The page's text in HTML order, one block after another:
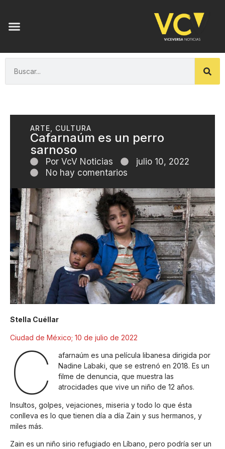
ARTE, CULTURA
Cafarnaúm es un perro
sarnoso
Por VcV Noticias
julio 10, 2022
No hay comentarios
Stella Cuéllar
Ciudad de México; 10 de julio de 2022
C
afarnaúm es una película libanesa dirigida por
Nadine Labaki, que se estrenó en 2018. Es un
filme de denuncia, que muestra las
atrocidades que vive un niño de 12 años.
Insultos, golpes, vejaciones, miseria y todo lo que ésta
conlleva es lo que tienen día a día Zain y sus hermanos, y
miles más.
Zain es un niño sirio refugiado en Líbano, pero podría ser un